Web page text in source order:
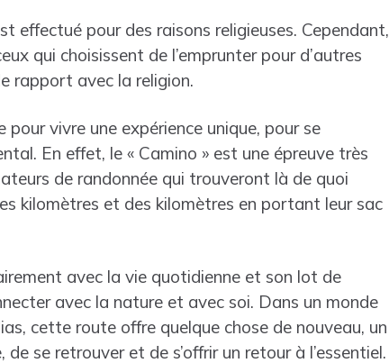
effectué pour des raisons religieuses. Cependant,
qui choisissent de l’emprunter pour d’autres
rapport avec la religion.
vivre une expérience unique, pour se
En effet, le « Camino » est une épreuve très
de randonnée qui trouveront là de quoi
kilomètres et des kilomètres en portant leur sac
avec la vie quotidienne et son lot de
avec la nature et avec soi. Dans un monde
cette route offre quelque chose de nouveau, un
se retrouver et de s’offrir un retour à l’essentiel.